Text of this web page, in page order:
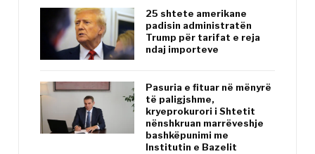
25 shtete amerikane
padisin administratën
Trump për tarifat e reja
ndaj importeve
Pasuria e fituar në mënyrë
të paligjshme,
kryeprokurori i Shtetit
nënshkruan marrëveshje
bashkëpunimi me
Institutin e Bazelit